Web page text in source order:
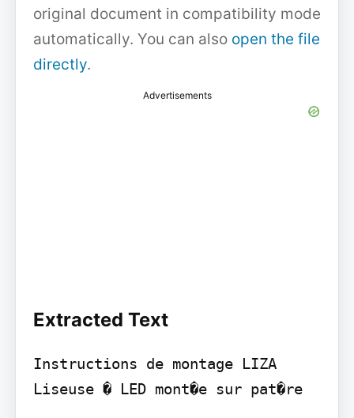
original document in compatibility mode
automatically. You can also open the file
directly.
Advertisements
Extracted Text
Instructions de montage LIZA
Liseuse � LED mont�e sur pat�re